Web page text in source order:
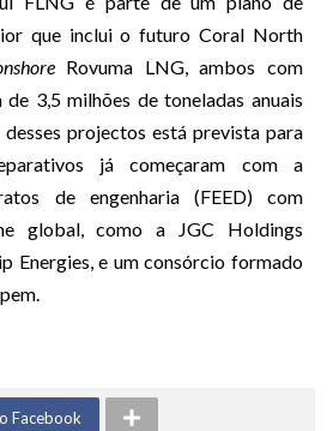
que inclui o futuro Coral North
Rovuma LNG, ambos com
de 3,5 milhões de toneladas anuais
projectos está prevista para
já começaram com a
de engenharia (FEED) com
global, como a JGC Holdings
Energies, e um consórcio formado
Facebook